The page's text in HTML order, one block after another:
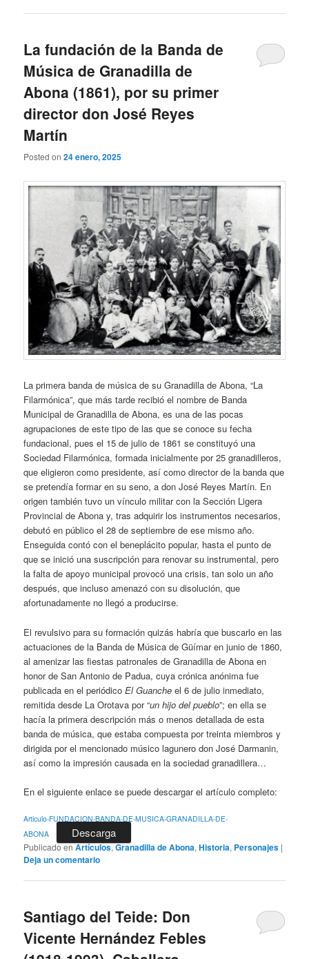
La fundación de la Banda de
Música de Granadilla de
Abona (1861), por su primer
director don José Reyes
Martín
Posted on24 enero, 2025
La primera banda de música de su Granadilla de Abona, “La
Filarmónica”, que más tarde recibió el nombre de Banda
Municipal de Granadilla de Abona, es una de las pocas
agrupaciones de este tipo de las que se conoce su fecha
fundacional, pues el 15 de julio de 1861 se constituyó una
Sociedad Filarmónica, formada inicialmente por 25 granadilleros,
que eligieron como presidente, así como director de la banda que
se pretendía formar en su seno, a don José Reyes Martín. En
origen también tuvo un vínculo militar con la Sección Ligera
Provincial de Abona y, tras adquirir los instrumentos necesarios,
debutó en público el 28 de septiembre de ese mismo año.
Enseguida contó con el beneplácito popular, hasta el punto de
que se inició una suscripción para renovar su instrumental, pero
la falta de apoyo municipal provocó una crisis, tan solo un año
después, que incluso amenazó con su disolución, que
afortunadamente no llegó a producirse.
El revulsivo para su formación quizás habría que buscarlo en las
actuaciones de la Banda de Música de Güímar en junio de 1860,
al amenizar las fiestas patronales de Granadilla de Abona en
honor de San Antonio de Padua, cuya crónica anónima fue
publicada en el periódicoEl Guanche el 6 de julio inmediato,
remitida desde La Orotava por “un hijo del pueblo”; en ella se
hacía la primera descripción más o menos detallada de esta
banda de música, que estaba compuesta por treinta miembros y
dirigida por el mencionado músico lagunero don José Darmanin,
así como la impresión causada en la sociedad granadillera…
En el siguiente enlace se puede descargar el artículo completo:
Articulo-FUNDACION-BANDA-DE-MUSICA-GRANADILLA-DE-
ABONA
Descarga
Publicado enArtículos,Granadilla de Abona,Historia, Personajes |
Deja un comentario
Santiago del Teide: Don
Vicente Hernández Febles